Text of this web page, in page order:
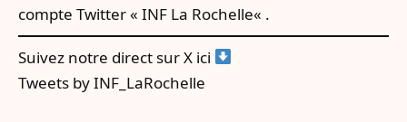
compte Twitter « INF La Rochelle« .
Suivez notre direct sur X ici
Tweets by INF_LaRochelle